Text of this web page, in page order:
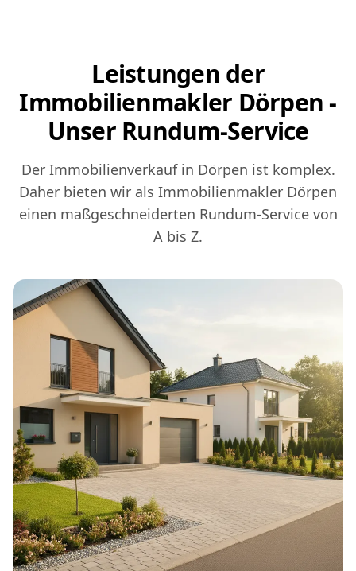
Leistungen der
Immobilienmakler Dörpen -
Unser Rundum-Service
Der Immobilienverkauf in Dörpen ist komplex.
Daher bieten wir als Immobilienmakler Dörpen
einen maßgeschneiderten Rundum-Service von
A bis Z.